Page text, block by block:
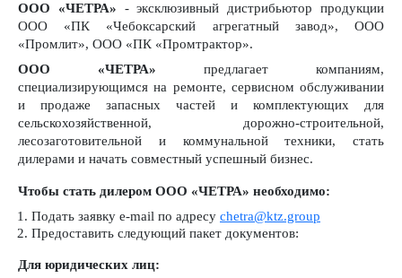
ООО «ЧЕТРА» - эксклюзивный дистрибьютор продукции
ООО «ПК «Чебоксарский агрегатный завод», ООО
«Промлит», ООО «ПК «Промтрактор».
ООО «ЧЕТРА» предлагает компаниям,
специализирующимся на ремонте, сервисном обслуживании
и продаже запасных частей и комплектующих для
сельскохозяйственной, дорожно-строительной,
лесозаготовительной и коммунальной техники, стать
дилерами и начать совместный успешный бизнес.
Чтобы стать дилером ООО «ЧЕТРА» необходимо:
Подать заявку е-mail по адресу chetra@ktz.group
Предоставить следующий пакет документов:
Для юридических лиц: